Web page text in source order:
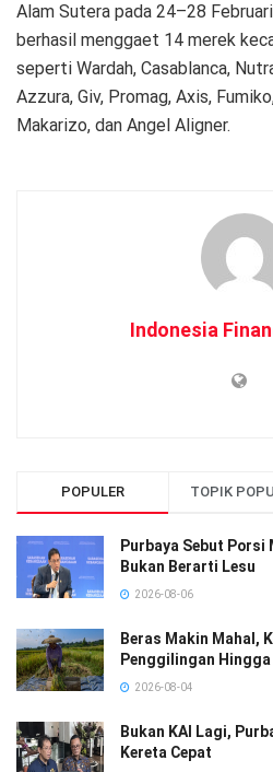
Alam Sutera pada 24–28
berhasil menggaet 14 merek
seperti Wardah, Casablanca,
Azzura, Giv, Promag, Axis,
Makarizo, dan Angel Aligner.
Indonesia
POPULER TOPIK
Purbaya Sebut
Bukan Berarti Lesu
2026-08-06
Beras Makin Mahal,
Penggilingan Hingga
2026-08-04
Bukan KAI Lagi,
Kereta Cepat